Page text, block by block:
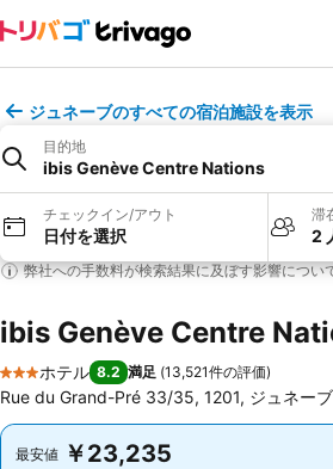
ジュネーブのすべての宿泊施設を表示
目的地
ibis Genève Centre Nations
チェックイン/アウト
日付を選択
滞
2
弊社への手数料が検索結果に及ぼす影響につい
ibis Genève Centre
3 ホテルのランク
ホテル 8.2 満足 (13,521件の評価)
Rue du Grand-Pré 33/35, 1201, ジュネー
最安値 ￥23,235
最安値 ￥23,235